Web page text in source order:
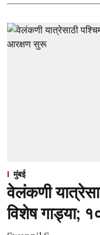
मुंबई
वेलंकणी
विशेष गाड्या;